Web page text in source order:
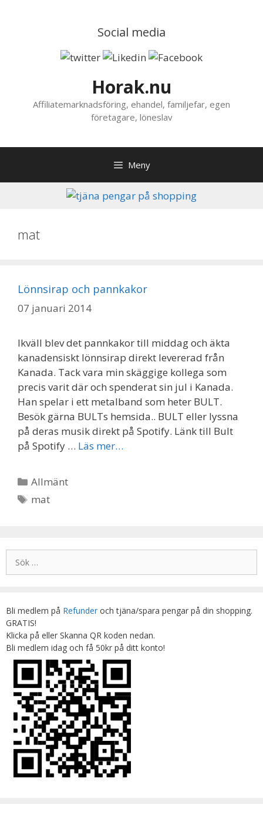
Social media
Horak.nu
Affiliatemarknadsföring, ehandel, familjefar, egen
företagare, löneslav
Meny
mat
Lönnsirap och pannkakor
07 januari 2014
Ikväll blev det pannkakor till middag och äkta
kanadensiskt lönnsirap direkt levererad från
Kanada. Tack vara min skäggige kollega som
precis varit där och spenderat sin jul i Kanada.
Han spelar i ett metalband som heter BULT.
Besök gärna BULTs hemsida.. BULT eller lyssna
på deras musik direkt på Spotify. Länk till Bult
på Spotify … Läs mer…
Kategorier
Allmänt
Etiketter
mat
efter:
Bli medlem på Refunder och tjäna/spara pengar på din shopping.
GRATIS!
Klicka på eller Skanna QR koden nedan.
Bli medlem idag och få 50kr på ditt konto!